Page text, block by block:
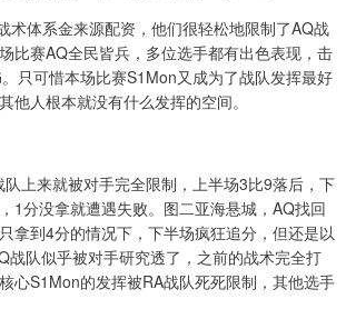
术体系金来源配资，他们很轻松地限制了AQ战
比赛AQ全民皆兵，多位选手都有出色表现，击
只可惜本场比赛S1Mon又成为了战队发挥最好
他人根本就没有什么发挥的空间。
上来就被对手完全限制，上半场3比9落后，下
1分没拿就遭遇失败。图二亚海悬城，AQ找回
拿到4分的情况下，下半场疯狂追分，但还是以
战队似乎被对手研究透了，之前的战术完全打
心S1Mon的发挥被RA战队死死限制，其他选手